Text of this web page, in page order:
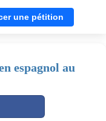
une pétition
espagnol au